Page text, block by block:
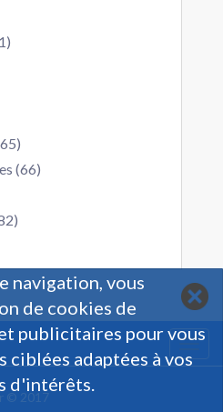
(66)
© 2017
navigation, vous
de cookies de
publicitaires pour vous
ciblées adaptées à vos
d'intérêts.